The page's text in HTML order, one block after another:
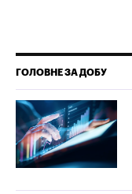
ГОЛОВНЕ ЗА ДОБУ